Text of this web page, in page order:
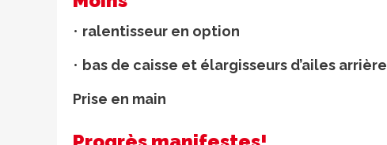
• ralentisseur en option
• bas de caisse et élargisseurs d’ailes
Prise en main